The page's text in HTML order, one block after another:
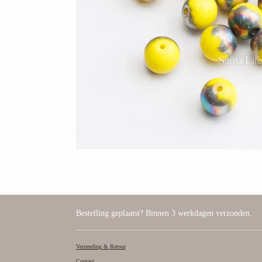
Bestelling geplaatst? Binnen 3 werkdagen verzonden.
Verzending & Retour